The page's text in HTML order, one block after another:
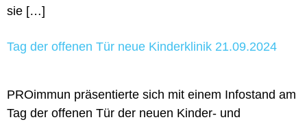
sie […]
Tag der offenen Tür neue Kinderklinik 21.09.2024
PROimmun präsentierte sich mit einem Infostand am
Tag der offenen Tür der neuen Kinder- und